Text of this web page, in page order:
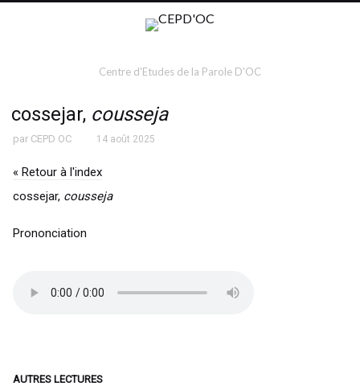
Centre d'Etudes de la Parole D'OC
cossejar, cousseja
par CEPD OC 14 août 2025
« Retour à l'index
cossejar, cousseja
Prononciation
AUTRES LECTURES